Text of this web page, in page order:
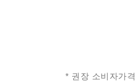
* 권장 소비자가격